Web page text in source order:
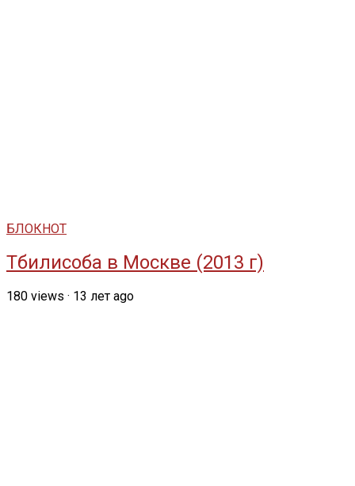
БЛОКНОТ
Тбилисоба в Москве (2013 г)
180 views · 13 лет ago